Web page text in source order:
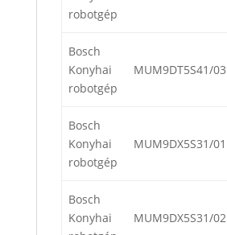
robotgép
Bosch
Konyhai
robotgép
MUM9DT5S41/03
Bosch
Konyhai
robotgép
MUM9DX5S31/01
Bosch
Konyhai
MUM9DX5S31/02